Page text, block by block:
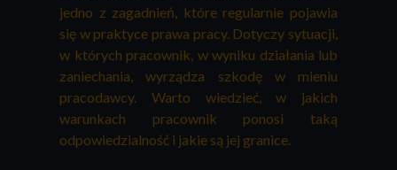
jedno z zagadnień, które regularnie pojawia
się w praktyce prawa pracy. Dotyczy sytuacji,
w których pracownik, w wyniku działania lub
zaniechania, wyrządza szkodę w mieniu
pracodawcy. Warto wiedzieć, w jakich
warunkach pracownik ponosi taką
odpowiedzialność i jakie są jej granice.